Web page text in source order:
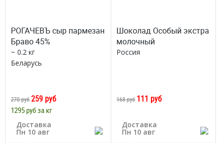
РОГАЧЕВЪ сыр пармезан
Браво 45%
~ 0.2 кг
Беларусь
270 руб259 руб
1295 руб за кг
Доставка
Пн 10 авг
Шоколад Особый экстра
молочный
Россия
168 руб 111 руб
Доставка
Пн 10 авг